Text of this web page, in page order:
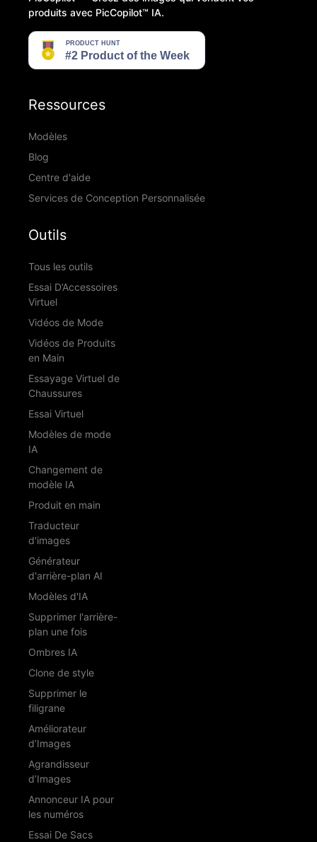
produits avec PicCopilot™️ IA.
Ressources
Modèles
Blog
Centre d'aide
Services de Conception Personnalisée
Outils
Tous les outils
Essai D’Accessoires
Virtuel
Vidéos de Mode
Vidéos de Produits
en Main
Essayage Virtuel de
Chaussures
Essai Virtuel
Modèles de mode
IA
Changement de
modèle IA
Produit en main
Traducteur
d'images
Générateur
d'arrière-plan AI
Modèles d'IA
Supprimer l'arrière-
plan une fois
Ombres IA
Clone de style
Supprimer le
filigrane
Améliorateur
d’Images
Agrandisseur
d’Images
Annonceur IA pour
les numéros
Essai De Sacs